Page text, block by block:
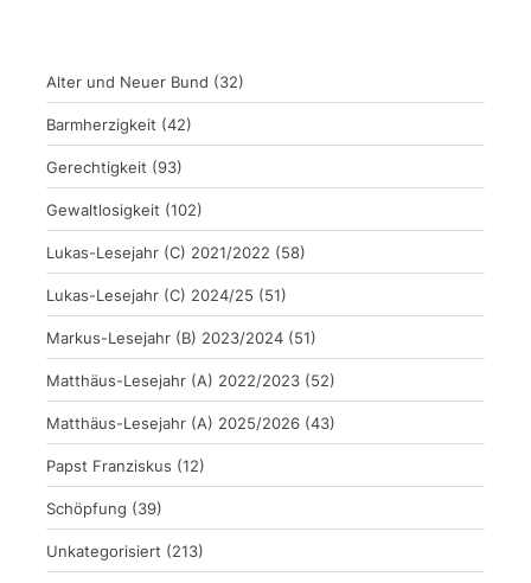
Alter und Neuer Bund (32)
Barmherzigkeit (42)
Gerechtigkeit (93)
Gewaltlosigkeit (102)
Lukas-Lesejahr (C) 2021/2022 (58)
Lukas-Lesejahr (C) 2024/25 (51)
Markus-Lesejahr (B) 2023/2024 (51)
Matthäus-Lesejahr (A) 2022/2023 (52)
Matthäus-Lesejahr (A) 2025/2026 (43)
Papst Franziskus (12)
Schöpfung (39)
Unkategorisiert (213)